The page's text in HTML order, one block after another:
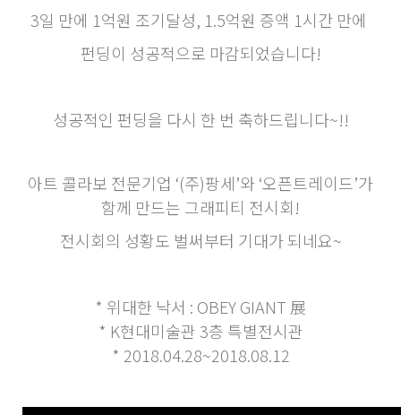
3일 만에 1억원 조기달성, 1.5억원 증액 1시간 만에
펀딩이 성공적으로 마감되었습니다!
성공적인 펀딩을 다시 한 번 축하드립니다~!!
아트 콜라보 전문기업 ‘(주)팡세’와 ‘오픈트레이드’가
함께 만드는 그래피티 전시회!
전시회의 성황도 벌써부터 기대가 되네요~
* 위대한 낙서 : OBEY GIANT 展
* K현대미술관 3층 특별전시관
* 2018.04.28~2018.08.12